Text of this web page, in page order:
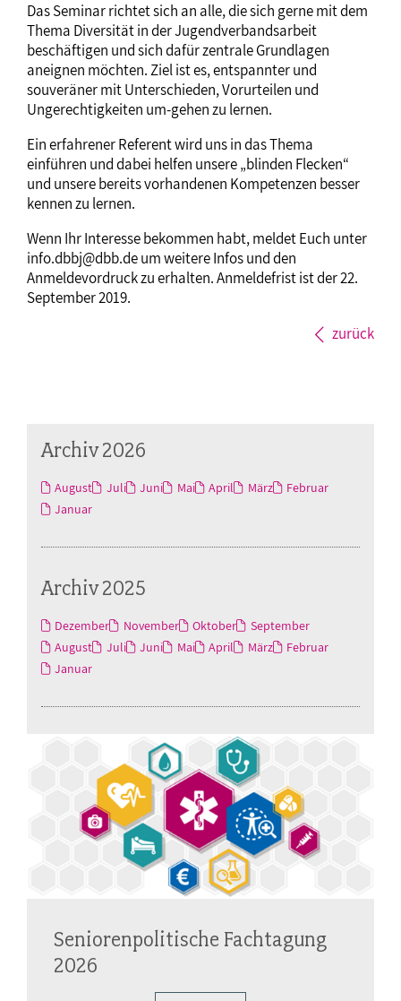
Das Seminar richtet sich an alle, die sich gerne mit dem
Thema Diversität in der Jugendverbandsarbeit
beschäftigen und sich dafür zentrale Grundlagen
aneignen möchten. Ziel ist es, entspannter und
souveräner mit Unterschieden, Vorurteilen und
Ungerechtigkeiten um-gehen zu lernen.
Ein erfahrener Referent wird uns in das Thema
einführen und dabei helfen unsere „blinden Flecken“
und unsere bereits vorhandenen Kompetenzen besser
kennen zu lernen.
Wenn Ihr Interesse bekommen habt, meldet Euch unter
info.dbbj@dbb.de um weitere Infos und den
Anmeldevordruck zu erhalten. Anmeldefrist ist der 22.
September 2019.
zurück
Archiv 2026
August Juli Juni Mai April März
Februar
Januar
Archiv 2025
Dezember November Oktober
September
August
Juli Juni Mai April März
Februar
Januar
Seniorenpolitische Fachtagung
2026